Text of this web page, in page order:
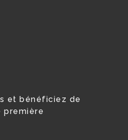
et bénéficiez de
première